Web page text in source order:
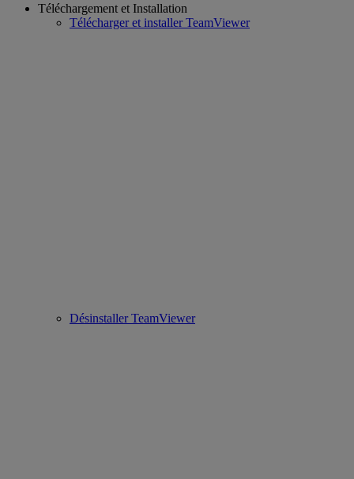
Téléchargement et Installation
Télécharger et installer TeamViewer
Désinstaller TeamViewer